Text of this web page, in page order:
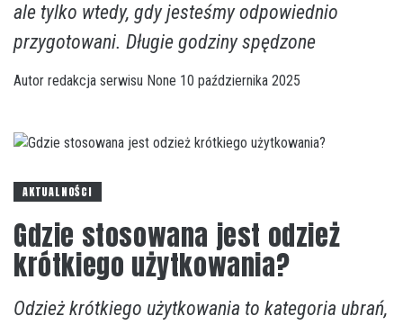
ale tylko wtedy, gdy jesteśmy odpowiednio
przygotowani. Długie godziny spędzone
Autor redakcja serwisu None 10 października 2025
AKTUALNOŚCI
Gdzie stosowana jest odzież
krótkiego użytkowania?
Odzież krótkiego użytkowania to kategoria ubrań,